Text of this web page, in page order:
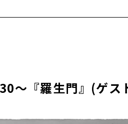
～『羅生門』(ゲス